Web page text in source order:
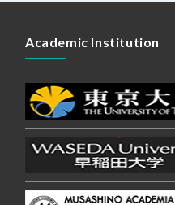
Academic Institution